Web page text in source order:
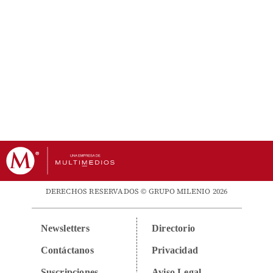
DERECHOS RESERVADOS © GRUPO MILENIO 2026
Newsletters
Contáctanos
Directorio
Privacidad